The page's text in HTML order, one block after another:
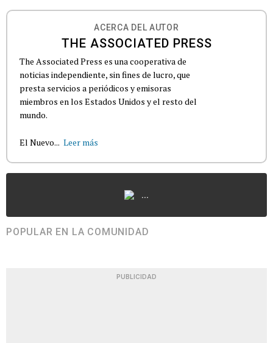
ACERCA DEL AUTOR
THE ASSOCIATED PRESS
The Associated Press es una cooperativa de
noticias independiente, sin fines de lucro, que
presta servicios a periódicos y emisoras
miembros en los Estados Unidos y el resto del
mundo.
El Nuevo... Leer más
...
POPULAR EN LA COMUNIDAD
PUBLICIDAD